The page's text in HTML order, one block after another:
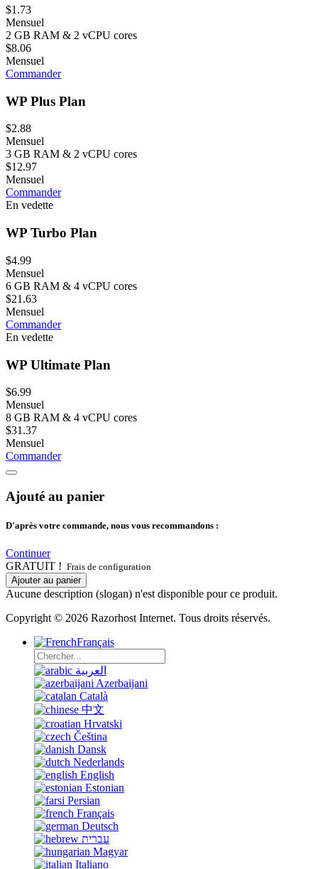
$1.73
Mensuel
2 GB RAM & 2 vCPU cores
$8.06
Mensuel
Commander
WP Plus Plan
$2.88
Mensuel
3 GB RAM & 2 vCPU cores
$12.97
Mensuel
Commander
En vedette
WP Turbo Plan
$4.99
Mensuel
6 GB RAM & 4 vCPU cores
$21.63
Mensuel
Commander
En vedette
WP Ultimate Plan
$6.99
Mensuel
8 GB RAM & 4 vCPU cores
$31.37
Mensuel
Commander
Ajouté au panier
D'après votre commande, nous vous recommandons :
Continuer
GRATUIT ! Frais de configuration
Ajouter au panier
Aucune description (slogan) n'est disponible pour ce produit.
Copyright © 2026 Razorhost Internet. Tous droits réservés.
Français
العربية
Azerbaijani
Català
中文
Hrvatski
Čeština
Dansk
Nederlands
English
Estonian
Persian
Français
Deutsch
עברית
Magyar
Italiano